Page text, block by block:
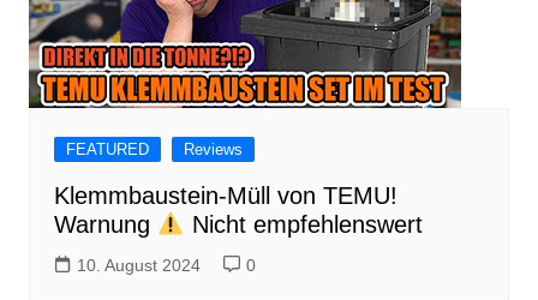
FEATURED Reviews
Klemmbaustein-Müll von TEMU!
Warnung
Nicht empfehlenswert
10. August 2024 0